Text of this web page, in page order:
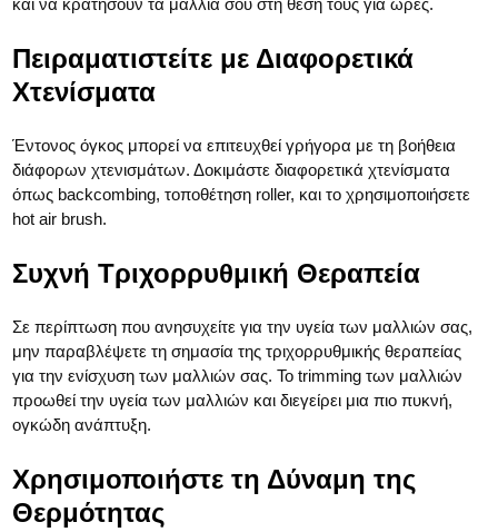
και να κρατήσουν τα μαλλιά σου στη θέση τους για ώρες.
Πειραματιστείτε με Διαφορετικά
Χτενίσματα
Έντονος όγκος μπορεί να επιτευχθεί γρήγορα με τη βοήθεια
διάφορων χτενισμάτων. Δοκιμάστε διαφορετικά χτενίσματα
όπως backcombing, τοποθέτηση roller, και το χρησιμοποιήσετε
hot air brush.
Συχνή Τριχορρυθμική Θεραπεία
Σε περίπτωση που ανησυχείτε για την υγεία των μαλλιών σας,
μην παραβλέψετε τη σημασία της τριχορρυθμικής θεραπείας
για την ενίσχυση των μαλλιών σας. Το trimming των μαλλιών
προωθεί την υγεία των μαλλιών και διεγείρει μια πιο πυκνή,
ογκώδη ανάπτυξη.
Χρησιμοποιήστε τη Δύναμη της
Θερμότητας